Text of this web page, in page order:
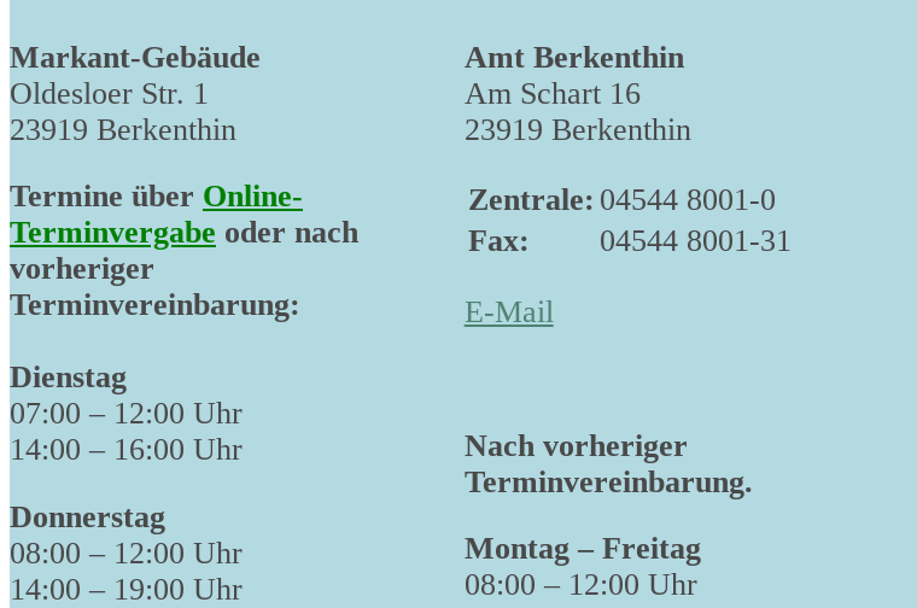
Markant-Gebäude
Oldesloer Str. 1
23919 Berkenthin
Termine über Online-
Terminvergabe oder nach
vorheriger
Terminvereinbarung:
Dienstag
07:00 – 12:00 Uhr
14:00 – 16:00 Uhr
Donnerstag
08:00 – 12:00 Uhr
14:00 – 19:00 Uhr
Amt Berkenthin
Am Schart 16
23919 Berkenthin
Zentrale: 04544 8001-0
Fax:
04544 8001-31
E-Mail
Nach vorheriger
Terminvereinbarung.
Montag – Freitag
08:00 – 12:00 Uhr